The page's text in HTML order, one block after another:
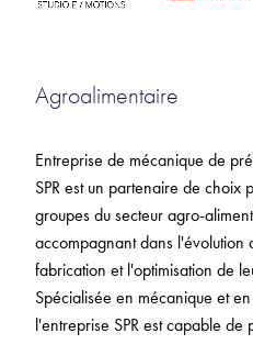
Agroalimentaire
Entreprise de mécanique de
SPR est un partenaire de choix
groupes du secteur agro-
accompagnant dans l'évolution
fabrication et l'optimisation de
Spécialisée en mécanique et
l'entreprise SPR est capable de